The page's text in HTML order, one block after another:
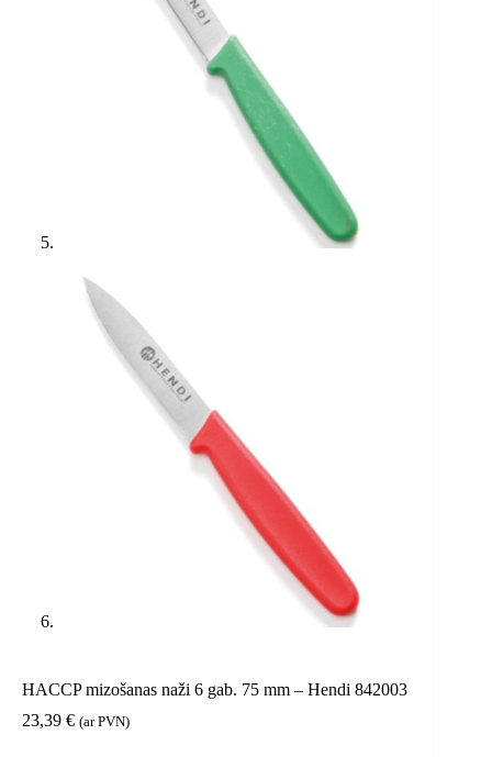
HACCP mizošanas naži 6 gab. 75 mm – Hendi 842003
23,39 € (ar PVN)